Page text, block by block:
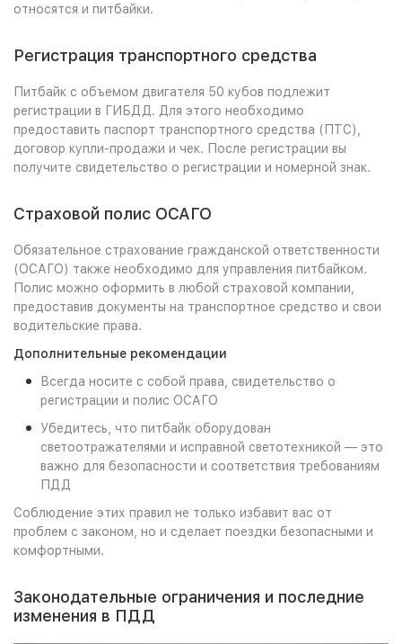
относятся и питбайки.
Регистрация транспортного средства
Питбайк с объемом двигателя 50 кубов подлежит
регистрации в ГИБДД. Для этого необходимо
предоставить паспорт транспортного средства (ПТС),
договор купли-продажи и чек. После регистрации вы
получите свидетельство о регистрации и номерной знак.
Страховой полис ОСАГО
Обязательное страхование гражданской ответственности
(ОСАГО) также необходимо для управления питбайком.
Полис можно оформить в любой страховой компании,
предоставив документы на транспортное средство и свои
водительские права.
Дополнительные рекомендации
Всегда носите с собой права, свидетельство о
регистрации и полис ОСАГО
Убедитесь, что питбайк оборудован
светоотражателями и исправной светотехникой — это
важно для безопасности и соответствия требованиям
ПДД
Соблюдение этих правил не только избавит вас от
проблем с законом, но и сделает поездки безопасными и
комфортными.
Законодательные ограничения и последние
изменения в ПДД